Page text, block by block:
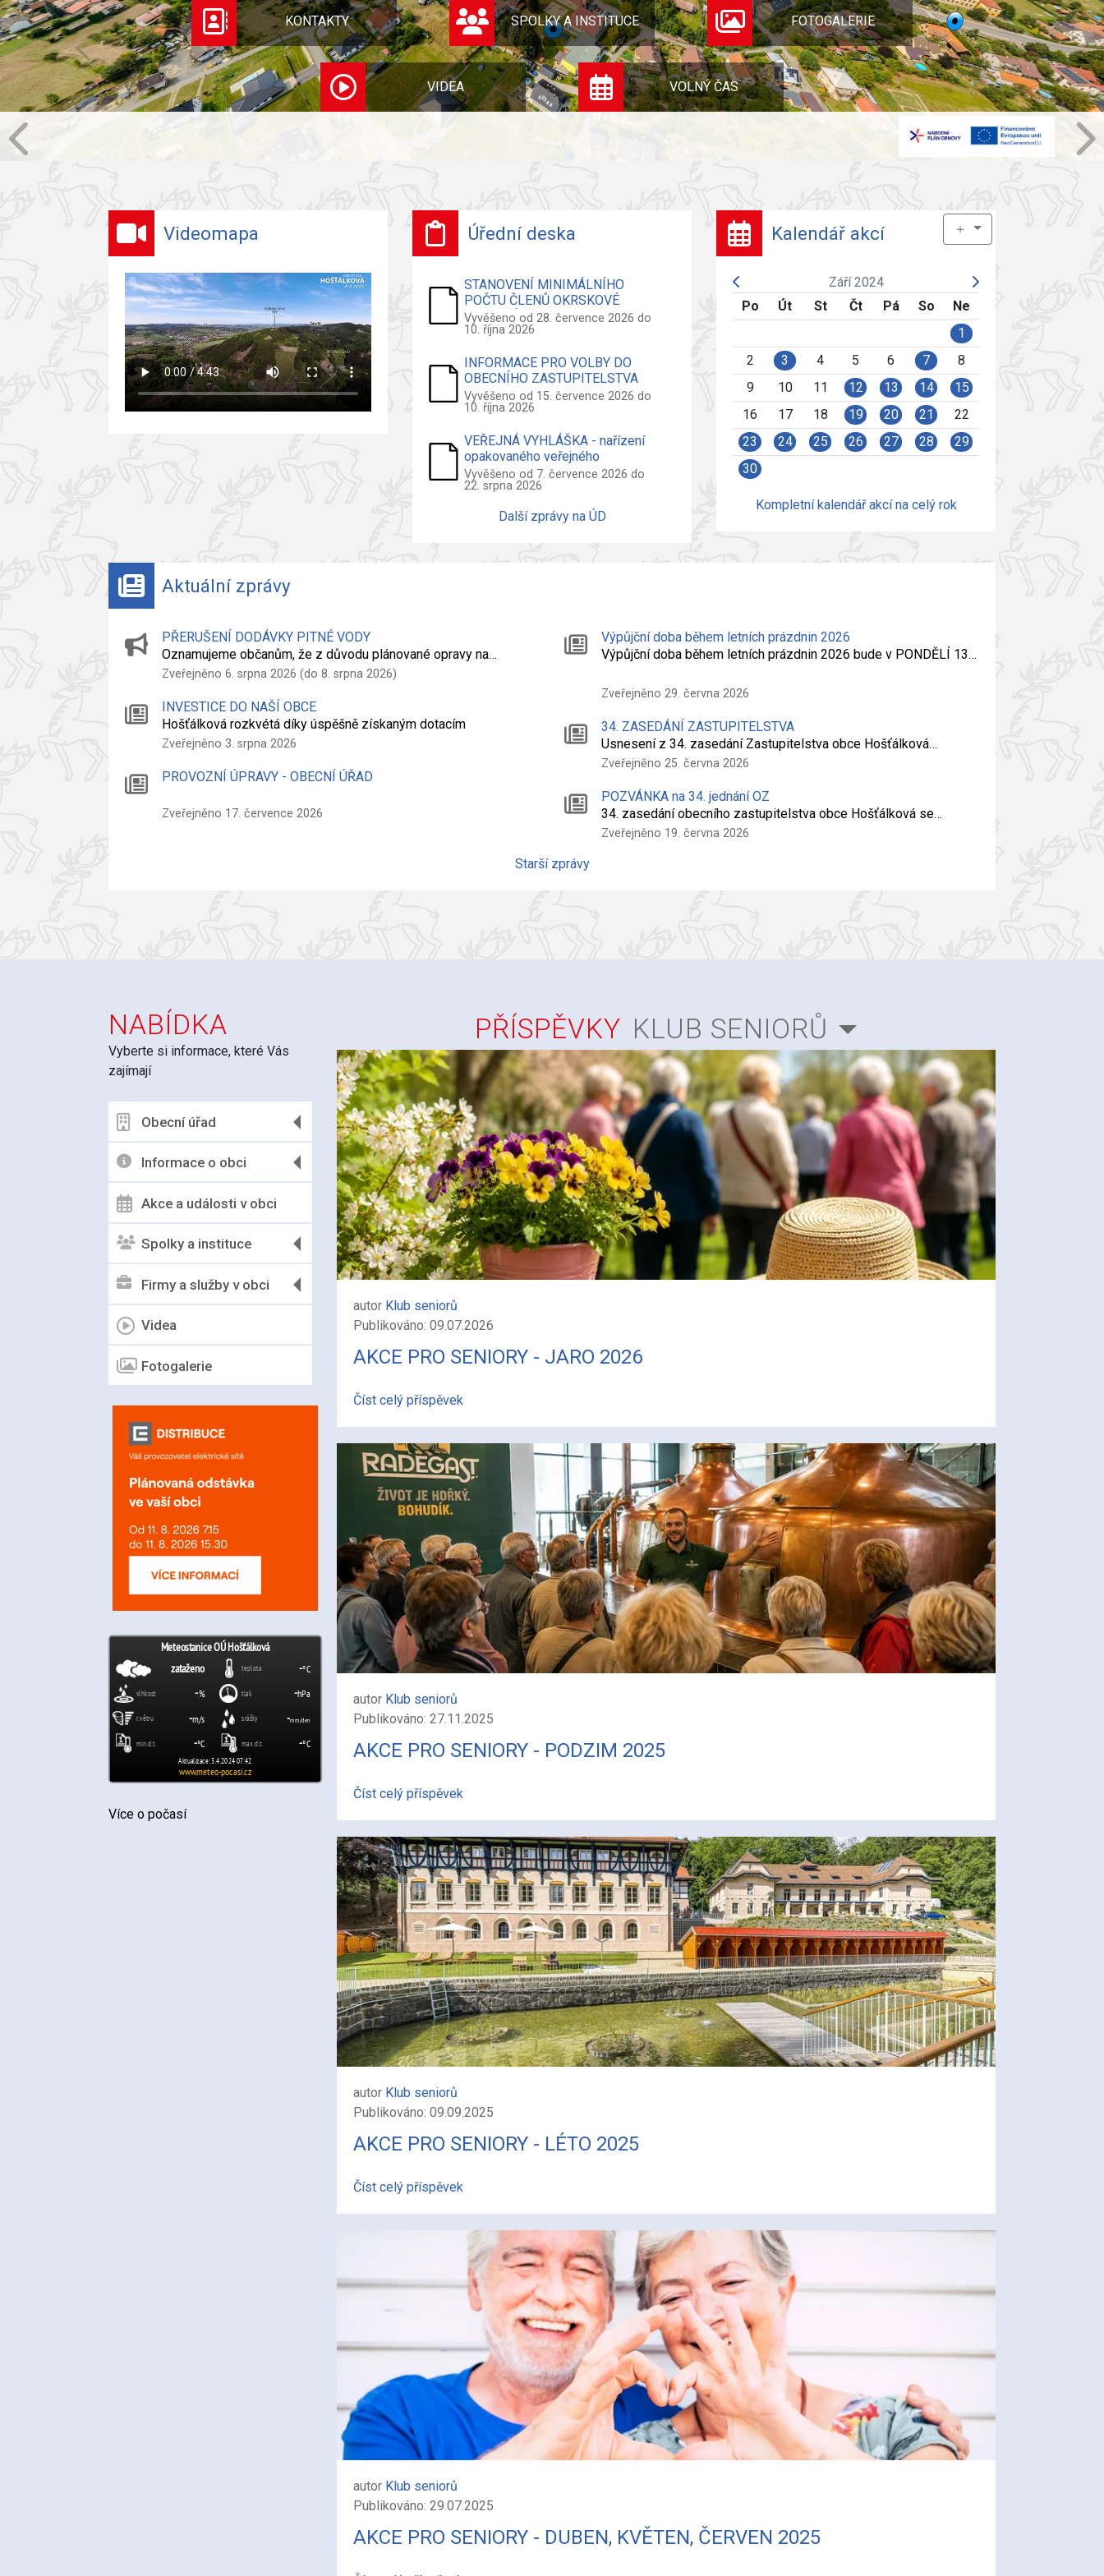
KONTAKTY SPOLKY A INSTITUCE FOTOGALERIE
VIDEA VOLNÝ ČAS
Videomapa Úřední deska
STANOVENÍ MINIMÁLNÍHO
POČTU ČLENŮ OKRSKOVÉ
VOLEBNÍ KOMISE - VOLBY DO
ZASTUPITELSTVA OBCE
Vyvěšeno od 28. července 2026 do
10. října 2026
INFORMACE PRO VOLBY DO
OBECNÍHO ZASTUPITELSTVA
2026
Vyvěšeno od 15. července 2026 do
10. října 2026
VEŘEJNÁ VYHLÁŠKA - nařízení
opakovaného veřejného
projednání návrhu územního plánu
Vyvěšeno od 7. července 2026 do
22. srpna 2026
Další zprávy na ÚD
Kalendář akcí ＋
Září 2024
Po
Út St Čt Pá So
Ne
1
2
3 4 5 6 7
8
9
10 11 12 13 14
15
16
17 18 19 20 21
22
23
24 25 26 27 28
29
30
Kompletní kalendář akcí na celý rok
Aktuální zprávy
PŘERUŠENÍ DODÁVKY PITNÉ VODY
Oznamujeme občanům, že z důvodu plánované opravy na…
Zveřejněno 6. srpna 2026 (do 8. srpna 2026)
INVESTICE DO NAŠÍ OBCE
Hošťálková rozkvétá díky úspěšně získaným dotacím
Zveřejněno 3. srpna 2026
PROVOZNÍ ÚPRAVY - OBECNÍ ÚŘAD
Zveřejněno 17. července 2026
Výpůjční doba během letních prázdnin 2026
Výpůjční doba během letních prázdnin 2026 bude v PONDĚLÍ 13…
Zveřejněno 29. června 2026
34. ZASEDÁNÍ ZASTUPITELSTVA
Usnesení z 34. zasedání Zastupitelstva obce Hošťálková…
Zveřejněno 25. června 2026
POZVÁNKA na 34. jednání OZ
34. zasedání obecního zastupitelstva obce Hošťálková se…
Zveřejněno 19. června 2026
Starší zprávy
NABÍDKA
Vyberte si informace, které Vás
zajímají
Obecní úřad
Informace o obci
Akce a události v obci
Spolky a instituce
Firmy a služby v obci
Videa
Fotogalerie
Více o počasí
PŘÍSPĚVKY KLUB SENIORŮ
autor Klub seniorů
Publikováno: 09.07.2026
AKCE PRO SENIORY - JARO 2026
Číst celý příspěvek
autor Klub seniorů
Publikováno: 27.11.2025
AKCE PRO SENIORY - PODZIM 2025
Číst celý příspěvek
autor Klub seniorů
Publikováno: 09.09.2025
AKCE PRO SENIORY - LÉTO 2025
Číst celý příspěvek
autor Klub seniorů
Publikováno: 29.07.2025
AKCE PRO SENIORY - DUBEN, KVĚTEN, ČERVEN 2025